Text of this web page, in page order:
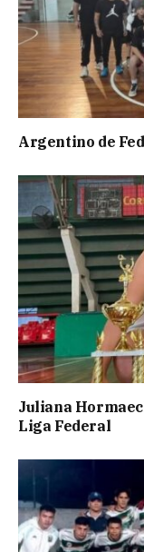
Argentino de
Juliana
Liga Federal